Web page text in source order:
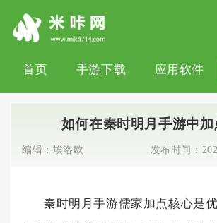
首页 手游下载 应用软件
如何在秦时明月手游中
编辑： 埃洛欧 发布时间：
秦时明月手游儒家加点核心是